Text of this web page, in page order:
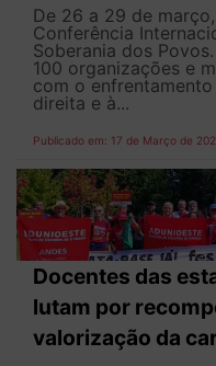
De 26 a 29 de
Conferência
Soberania dos
100 organizações e
com o
direita e à...
Publicado em: 17 de Março de
Docentes das
lutam por
valorização da